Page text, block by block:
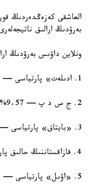
العاشقى كەزەڭدەردىڭ
بەرۋدىڭ ارالىق
ونلاين داۋىس بەرۋدىڭ
1. ادىلەت» پارتياسى — 42،53%؛
2. ج س د پ — 9،57%؛
3. «بايتاق» پارتياسى — 1،32%؛
4. قازاقستاننىڭ حالىق پارتياسى — 10،13%؛
5. «اۋىل» پارتياسى — 17،58%؛